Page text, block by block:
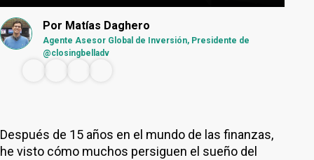
Por Matías Daghero
Agente Asesor Global de Inversión, Presidente de
@closingbelladv
Después de 15 años en el mundo de las finanzas,
he visto cómo muchos persiguen el sueño del